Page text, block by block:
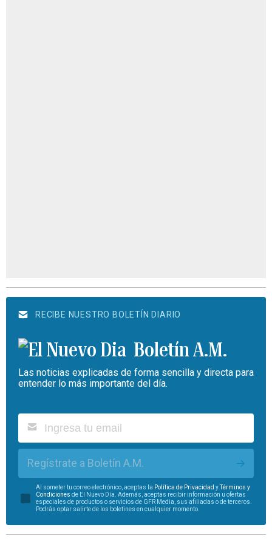
RECIBE NUESTRO BOLETÍN DIARIO
Boletín A.M.
Las noticias explicadas de forma sencilla y directa para
entender lo más importante del día.
Regístrate a Boletín A.M.
Al someter tu correo electrónico, aceptas la Política de Privacidad yTérminos y
Condiciones de El Nuevo Día. Además, aceptas recibir información u ofertas
especiales de productos o servicios de GFR Media, sus afiliadas o de terceros.
Podrás optar salirte de los boletines en cualquier momento.